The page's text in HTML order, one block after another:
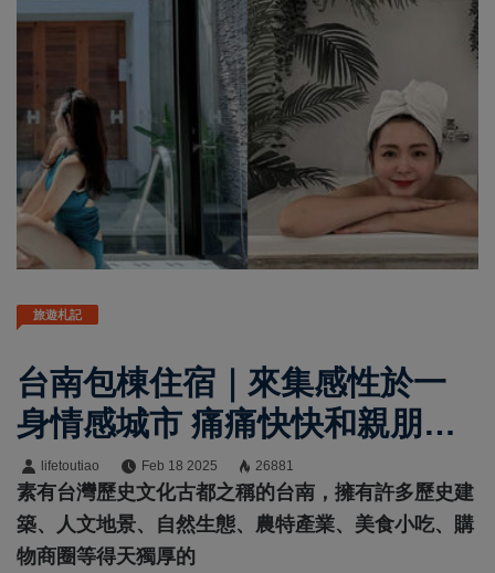
旅遊札記
台南包棟住宿｜來集感性於一
身情感城市 痛痛快快和親朋好
友們玩樂聚會 台南包棟住宿推
薦這篇必收藏。
lifetoutiao Feb 18 2025 26881
素有台灣歷史文化古都之稱的台南，擁有許多歷史建
築、人文地景、自然生態、農特產業、美食小吃、購
物商圈等得天獨厚的